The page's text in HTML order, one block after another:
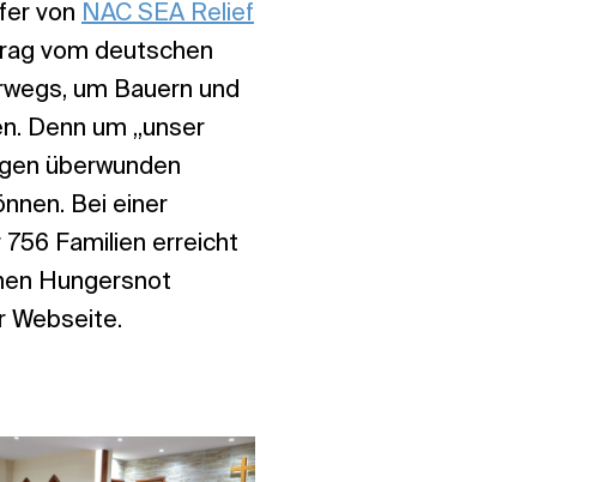
von NAC SEA Relief
vom deutschen
um Bauern und
Denn um „unser
überwunden
Bei einer
Familien erreicht
Hungersnot
Webseite.